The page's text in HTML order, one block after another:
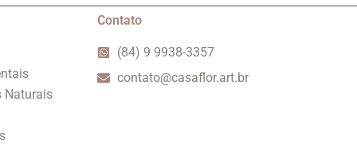
Naturais
Contato
(84) 9 9938-3357
contato@casaflor.art.br